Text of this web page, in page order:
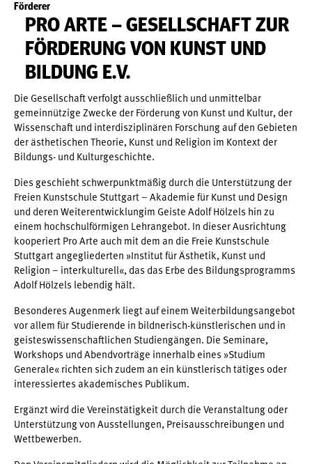
Förderer
PRO ARTE – GESELLSCHAFT ZUR
FÖRDERUNG VON KUNST UND
BILDUNG E.V.
Die Gesellschaft verfolgt ausschließlich und unmittelbar
gemeinnützige Zwecke der Förderung von Kunst und Kultur, der
Wissenschaft und interdisziplinären Forschung auf den Gebieten
der ästhetischen Theorie, Kunst und Religion im Kontext der
Bildungs- und Kulturgeschichte.
Dies geschieht schwerpunktmäßig durch die Unterstützung der
Freien Kunstschule Stuttgart – Akademie für Kunst und Design
und deren Weiterentwicklungim Geiste Adolf Hölzels hin zu
einem hochschulförmigen Lehrangebot. In dieser Ausrichtung
kooperiert Pro Arte auch mit dem an die Freie Kunstschule
Stuttgart angegliederten »Institut für Ästhetik, Kunst und
Religion – interkulturell«, das das Erbe des Bildungsprogramms
Adolf Hölzels lebendig hält.
Besonderes Augenmerk liegt auf einem Weiterbildungsangebot
vor allem für Studierende in bildnerisch-künstlerischen und in
geisteswissenschaftlichen Studiengängen. Die Seminare,
Workshops und Abendvorträge innerhalb eines »Studium
Generale« richten sich zudem an ein künstlerisch tätiges oder
interessiertes akademisches Publikum.
Ergänzt wird die Vereinstätigkeit durch die Veranstaltung oder
Unterstützung von Ausstellungen, Preisausschreibungen und
Wettbewerben.